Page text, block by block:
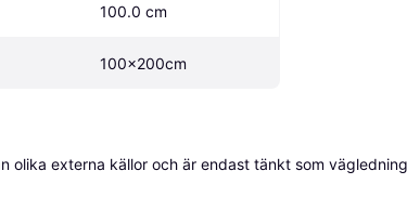
100.0 cm
100x200cm
olika externa källor och är endast tänkt som